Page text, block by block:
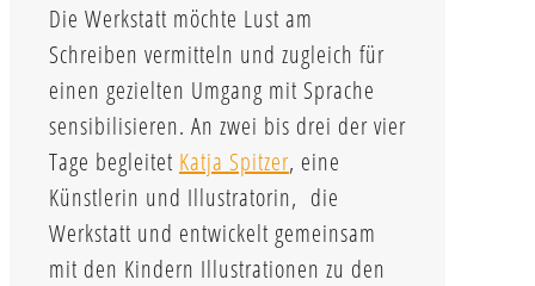
Die Werkstatt möchte Lust am
Schreiben vermitteln und zugleich für
einen gezielten Umgang mit Sprache
sensibilisieren. An zwei bis drei der vier
Tage begleitet Katja Spitzer, eine
Künstlerin und Illustratorin, die
Werkstatt und entwickelt gemeinsam
mit den Kindern Illustrationen zu den